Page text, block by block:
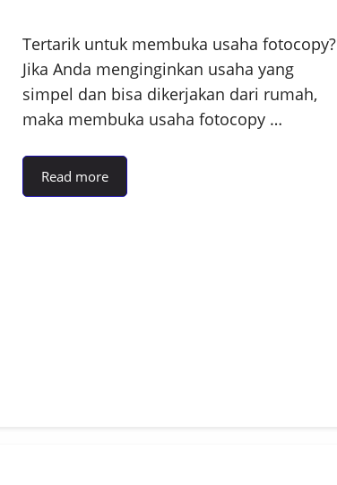
Tertarik untuk membuka usaha fotocopy?
Jika Anda menginginkan usaha yang
simpel dan bisa dikerjakan dari rumah,
maka membuka usaha fotocopy …
Read more